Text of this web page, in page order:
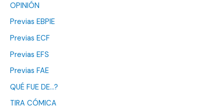
OPINIÓN
Previas EBPIE
Previas ECF
Previas EFS
Previas FAE
QUÉ FUE DE…?
TIRA CÓMICA